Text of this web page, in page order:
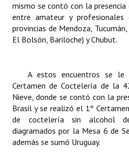
Entrega de distinciones
REFORMA DE LA CARTA
mismo se contó con la
entre amateur y profesionales
provincias de Mendoza,
El Bolsón, Bariloche) y Chubut.
A estos encuentros se le
Certamen de Coctelería de la
Nieve, donde se contó con la
Brasil y se realizó el 1º
de coctelería sin alcohol
diagramados por la Mesa 6 de
además se sumó Uruguay.